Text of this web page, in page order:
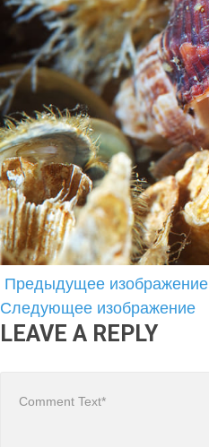
Предыдущее изображение
Следующее изображение
LEAVE A REPLY